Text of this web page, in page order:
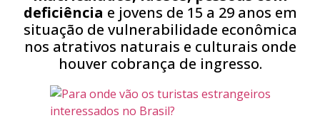
deficiência e jovens de 15 a 29 anos em
situação de vulnerabilidade econômica
nos atrativos naturais e culturais onde
houver cobrança de ingresso.